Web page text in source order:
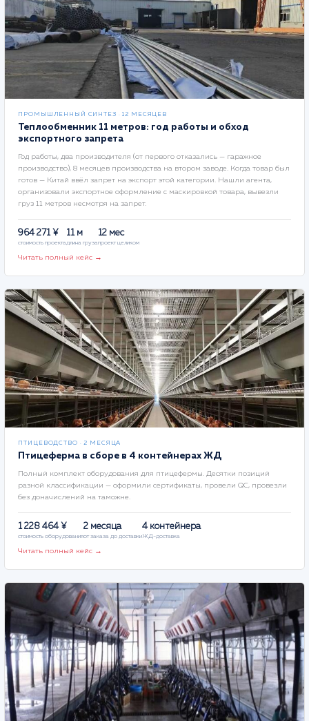
ПРОМЫШЛЕННЫЙ СИНТЕЗ · 12 МЕСЯЦЕВ
Теплообменник 11 метров: год работы и обход
экспортного запрета
Год работы, два производителя (от первого отказались — гаражное
производство), 8 месяцев производства на втором заводе. Когда товар был
готов — Китай ввёл запрет на экспорт этой категории. Нашли агента,
организовали экспортное оформление с маскировкой товара, вывезли
груз 11 метров несмотря на запрет.
964 271 ¥
стоимость проекта
11 м
длина груза
12 мес
проект целиком
Читать полный кейс →
ПТИЦЕВОДСТВО · 2 МЕСЯЦА
Птицеферма в сборе в 4 контейнерах ЖД
Полный комплект оборудования для птицефермы. Десятки позиций
разной классификации — оформили сертификаты, провели QC, провезли
без доначислений на таможне.
1 228 464 ¥
стоимость оборудования
2 месяца
от заказа до доставки
4 контейнера
ЖД-доставка
Читать полный кейс →